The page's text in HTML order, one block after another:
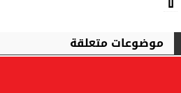
موضوعات متعلقة